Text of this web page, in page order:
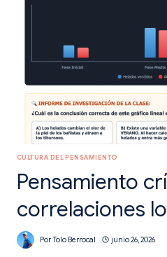
CULTURA DEL PENSAMIENTO
Pensamiento
correlaciones
Por Tolo Berrocal junio 26, 2026